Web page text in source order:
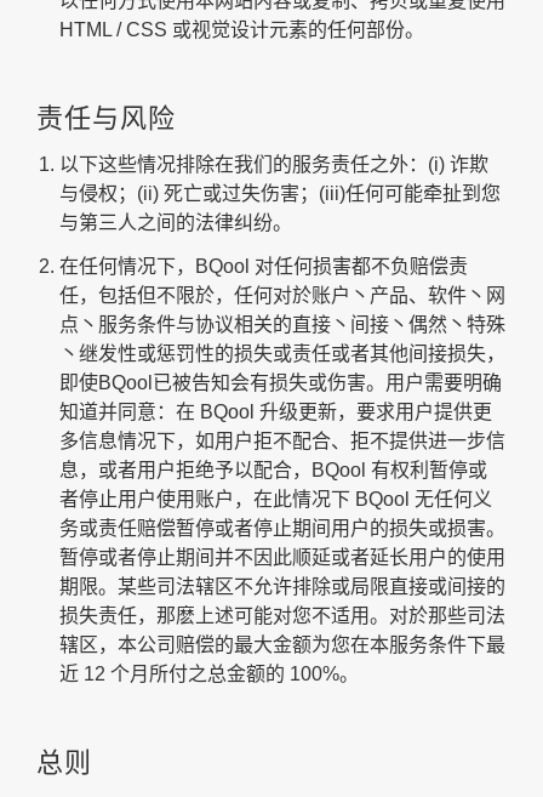
HTML / CSS 或视觉设计元素的任何部份。
责任与风险
以下这些情况排除在我们的服务责任之外：(i) 诈欺
与侵权；(ii) 死亡或过失伤害；(iii)任何可能牵扯到您
与第三人之间的法律纠纷。
在任何情况下，BQool 对任何损害都不负赔偿责
任，包括但不限於，任何对於账户丶产品、软件丶网
点丶服务条件与协议相关的直接丶间接丶偶然丶特殊
丶继发性或惩罚性的损失或责任或者其他间接损失，
即使BQool已被告知会有损失或伤害。用户需要明确
知道并同意：在 BQool 升级更新，要求用户提供更
多信息情况下，如用户拒不配合、拒不提供进一步信
息，或者用户拒绝予以配合，BQool 有权利暂停或
者停止用户使用账户，在此情况下 BQool 无任何义
务或责任赔偿暂停或者停止期间用户的损失或损害。
暂停或者停止期间并不因此顺延或者延长用户的使用
期限。某些司法辖区不允许排除或局限直接或间接的
损失责任，那麽上述可能对您不适用。对於那些司法
辖区，本公司赔偿的最大金额为您在本服务条件下最
近 12 个月所付之总金额的 100%。
总则